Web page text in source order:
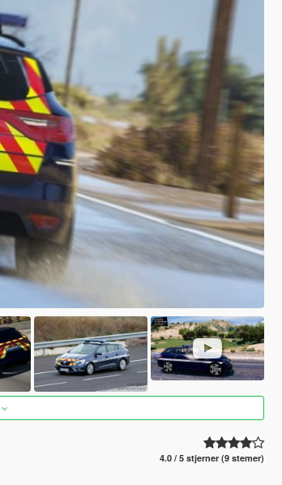
4.0 / 5 stjerner (9 stemer)